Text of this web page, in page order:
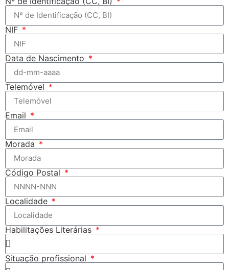
NIF
Data de Nascimento
Telemóvel
Email
Morada
Código Postal
Localidade
Habilitações Literárias
Situação profissional